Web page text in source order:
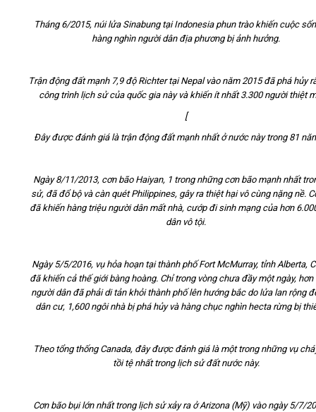
Tháng 6/2015, núi lửa Sinabung tại Indonesia phun trào khiến cuộc
hàng nghìn người dân địa phương bị ảnh hưởng.
Trận động đất mạnh 7,9 độ Richter tại Nepal vào năm 2015 đã phá hủy
công trình lịch sử của quốc gia này và khiến ít nhất 3.300 người thiệt
[
Đây được đánh giá là trận động đất mạnh nhất ở nước này trong 81
Ngày 8/11/2013, cơn bão Haiyan, 1 trong những cơn bão mạnh nhất
sử, đã đổ bộ và càn quét Philippines, gây ra thiệt hại vô cùng nặng nề.
đã khiến hàng triệu người dân mất nhà, cướp đi sinh mạng của hơn
dân vô tội.
Ngày 5/5/2016, vụ hỏa hoạn tại thành phố Fort McMurray, tỉnh Alberta,
đã khiến cả thế giới bàng hoàng. Chỉ trong vòng chưa đầy một ngày, hơn
người dân đã phải di tản khỏi thành phố lên hướng bắc do lửa lan rộng
dân cư, 1,600 ngôi nhà bị phá hủy và hàng chục nghìn hecta rừng bị
Theo tổng thống Canada, đây được đánh giá là một trong những vụ
tồi tệ nhất trong lịch sử đất nước này.
Cơn bão bụi lớn nhất trong lịch sử xảy ra ở Arizona (Mỹ) vào ngày 5/7/